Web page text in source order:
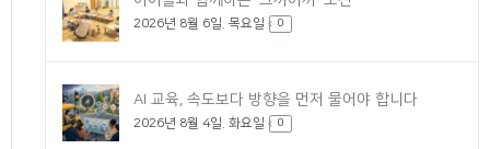
2026년 8월 6일. 목요일 0
AI 교육, 속도보다 방향을 먼저 물어야 합니다
2026년 8월 4일. 화요일 0